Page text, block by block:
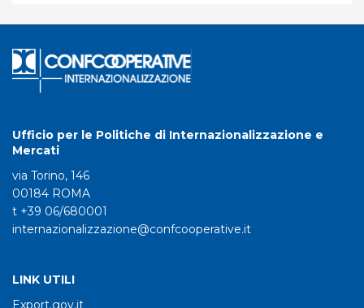
Ufficio per le Politiche di Internazionalizzazione e
Mercati
via Torino, 146
00184 ROMA
t +39 06/680001
internazionalizzazione@confcooperative.it
LINK UTILI
Export.gov.it